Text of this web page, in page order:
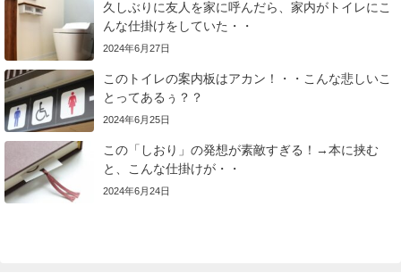
久しぶりに友人を家に呼んだら、家内がトイレにこ
んな仕掛けをしていた・・
2024年6月27日
このトイレの案内板はアカン！・・こんな悲しいこ
とってあるぅ？？
2024年6月25日
この「しおり」の発想が素敵すぎる！→本に挟む
と、こんな仕掛けが・・
2024年6月24日